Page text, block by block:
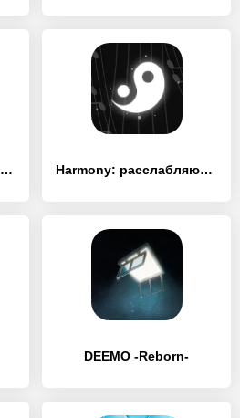
Пианино дети – Музыка и песни Harmony: расслабляющие мелодии
DEEMO -Reborn-